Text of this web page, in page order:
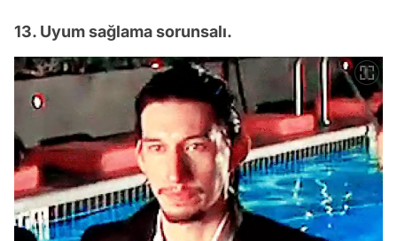
13. Uyum sağlama sorunsalı.